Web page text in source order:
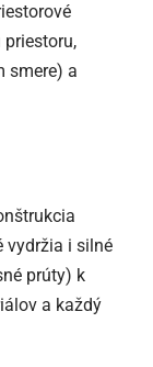
smere) a
vydržia i silné
prúty) k
a každý